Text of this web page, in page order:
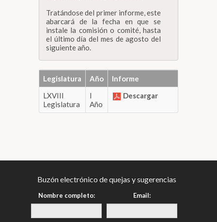
Tratándose del primer informe, este
abarcará de la fecha en que se
instale la comisión o comité, hasta
el último día del mes de agosto del
siguiente año.
Legislatura Año
Informe
LXVIII
Legislatura
I
Año
Descargar
Buzón electrónico de quejas y sugerencias
Nombre completo: Email: